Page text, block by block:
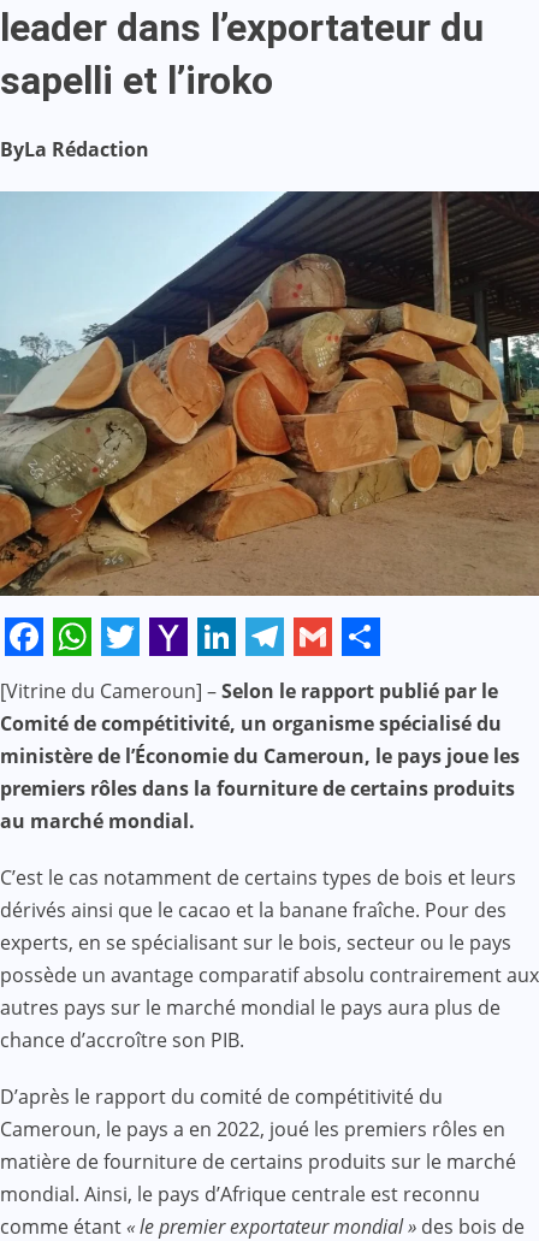
leader dans l’exportateur du
sapelli et l’iroko
ByLa Rédaction
Facebook
WhatsApp
Twitter
Yahoo
Mail
LinkedIn
Telegram
Gmail
Share
[Vitrine du Cameroun] –Selon le rapport publié par le
Comité de compétitivité, un organisme spécialisé du
ministère de l’Économie du Cameroun, le pays joue les
premiers rôles dans la fourniture de certains produits
au marché mondial.
C’est le cas notamment de certains types de bois et leurs
dérivés ainsi que le cacao et la banane fraîche. Pour des
experts, en se spécialisant sur le bois, secteur ou le pays
possède un avantage comparatif absolu contrairement aux
autres pays sur le marché mondial le pays aura plus de
chance d’accroître son PIB.
D’après le rapport du comité de compétitivité du
Cameroun, le pays a en 2022, joué les premiers rôles en
matière de fourniture de certains produits sur le marché
mondial. Ainsi, le pays d’Afrique centrale est reconnu
comme étant« le premier exportateur mondial » des bois de